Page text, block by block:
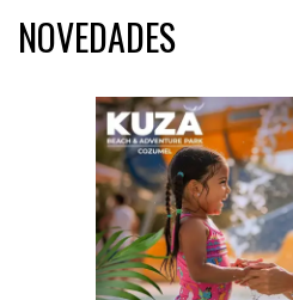
NOVEDADES